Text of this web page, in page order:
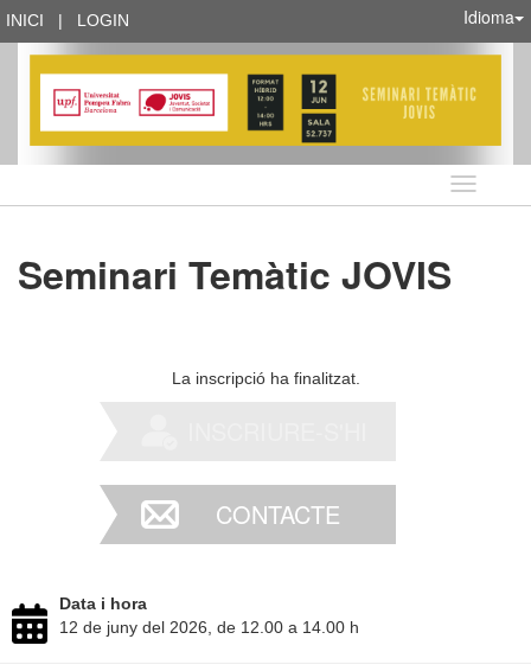
INICI | LOGIN Idioma
Idioma
Seminari Temàtic JOVIS
La inscripció ha finalitzat.
CONTACTE
Data i hora
12 de juny del 2026, de 12.00 a 14.00 h